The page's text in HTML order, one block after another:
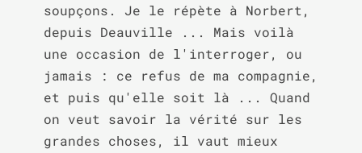
soupçons. Je le répète à Norbert,
depuis Deauville ... Mais voilà
une occasion de l'interroger, ou
jamais : ce refus de ma compagnie,
et puis qu'elle soit là ... Quand
on veut savoir la vérité sur les
grandes choses, il vaut mieux